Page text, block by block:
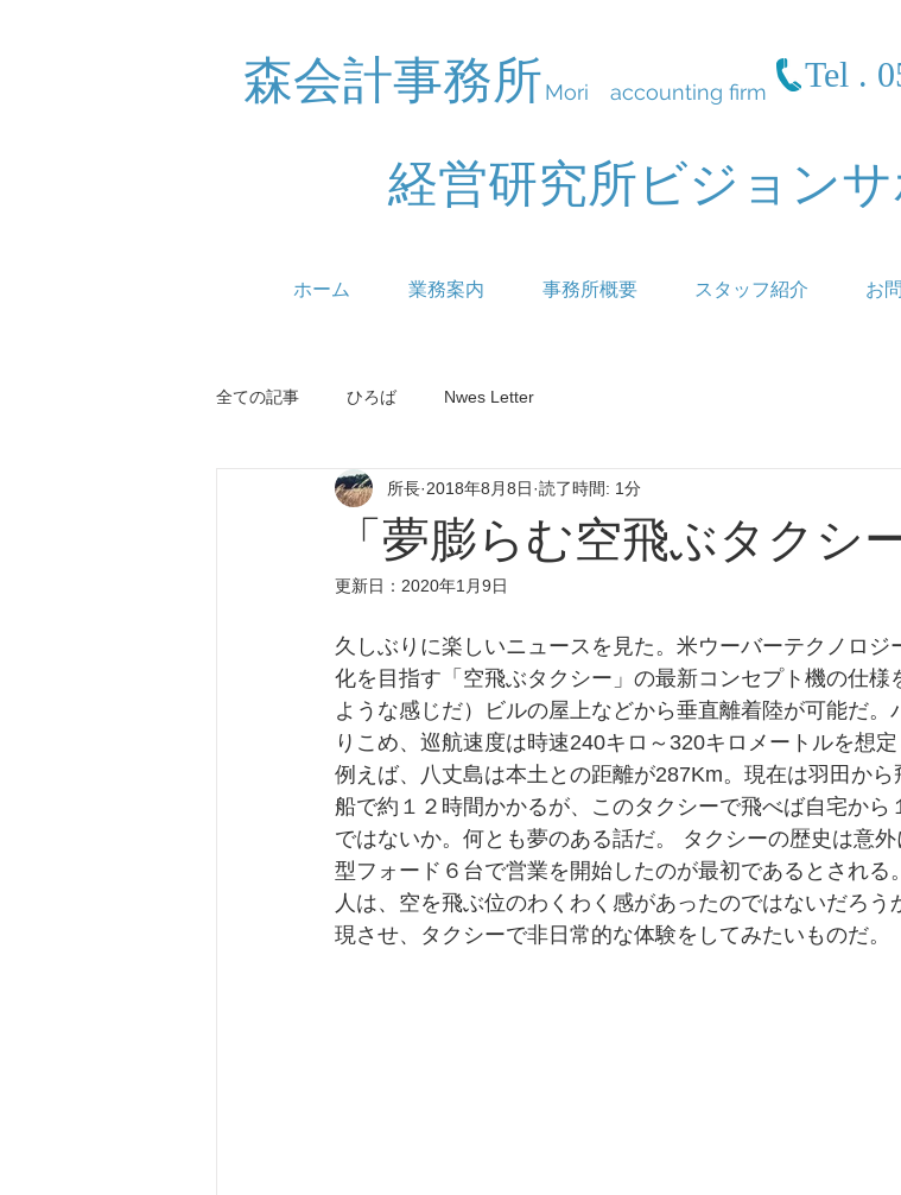
森会計事務所 Tel .
Mori accounting firm
経営研究所ビジョンサ
ホーム 業務案内 事務所概要 スタッフ紹介 お
全ての記事 ひろば Nwes Letter
「夢膨らむ空飛ぶタク
所長 2018年8月8日 読了時間: 1分
更新日： 2020年1月9日
久しぶりに楽しいニュースを見た。米ウーバーテクノロジ
化を目指す「空飛ぶタクシー」の最新コンセプト機の仕
ような感じだ）ビルの屋上などから垂直離着陸が可能だ
りこめ、巡航速度は時速240キロ～320キロメートルを想定
例えば、八丈島は本土との距離が287Km。現在は羽田か
船で約１２時間かかるが、このタクシーで飛べば自宅から
ではないか。何とも夢のある話だ。 タクシーの歴史は意
型フォード６台で営業を開始したのが最初であるとされる
人は、空を飛ぶ位のわくわく感があったのではないだろ
現させ、タクシーで非日常的な体験をしてみたいものだ。